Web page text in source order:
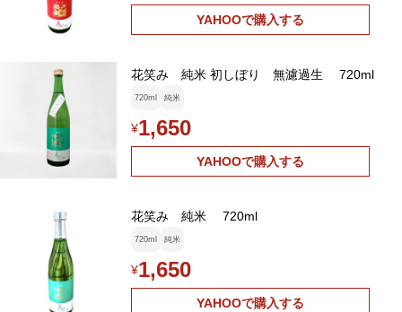
YAHOOで購入する
花笑み 純米 初しぼり 無濾過生 720ml
720ml 純米
¥1,650
YAHOOで購入する
花笑み 純米 720ml
720ml 純米
¥1,650
YAHOOで購入する